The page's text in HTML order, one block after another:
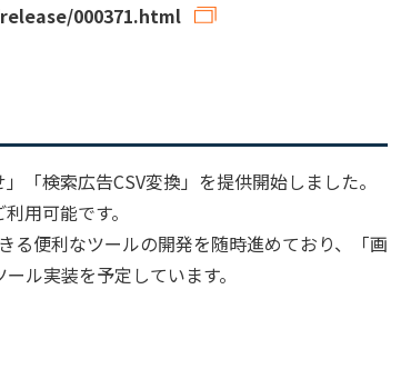
000371.html
「検索広告CSV変換」を提供開始しました。
用可能です。
る便利なツールの開発を随時進めており、「画
ル実装を予定しています。